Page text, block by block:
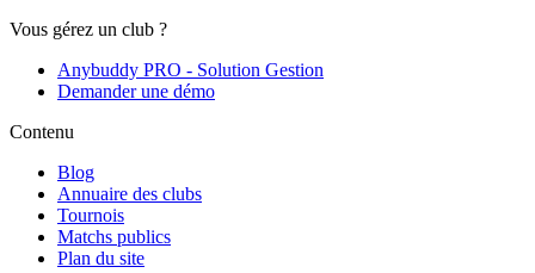
Vous gérez un club ?
Anybuddy PRO - Solution Gestion
Demander une démo
Contenu
Blog
Annuaire des clubs
Tournois
Matchs publics
Plan du site